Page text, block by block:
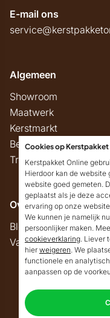
E-mail ons
Algemeen
Showroom
Maatwerk
Kerstmarkt
Belastingregels
Track & Trace
Overig
Blog
Vacatures
Copyright
PrivacyAlgemene
Cookies op Kerstpakket
Kerstpakket Online
Hierdoor kan de
website goed gemeten.
geplaatst als je deze
ervaring op onze
We kunnen je namelijk
persoonlijker maken.
cookieverklaring. Liever
hier weigeren. We
functionele en
aanpassen op de